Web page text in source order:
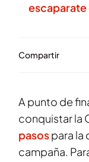
escaparate
Compartir
A punto de
conquistar la
pasospara la
campaña.